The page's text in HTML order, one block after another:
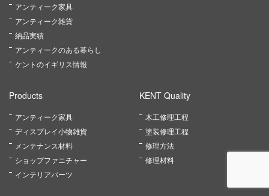
アンティーク家具
アンティーク雑貨
納品実績
アンティークのある暮らし
ケントのイギリス情報
Products
アンティーク家具
ディスプレイ小物雑貨
メンテナンス材料
ショップファニチャー
インテリアパーツ
KENT Quality
木工修理工程
塗装修理工程
修理方法
修理材料